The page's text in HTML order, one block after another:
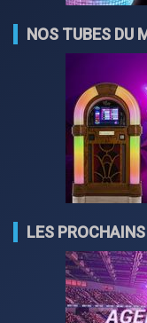
NOS TUBES DU
LES